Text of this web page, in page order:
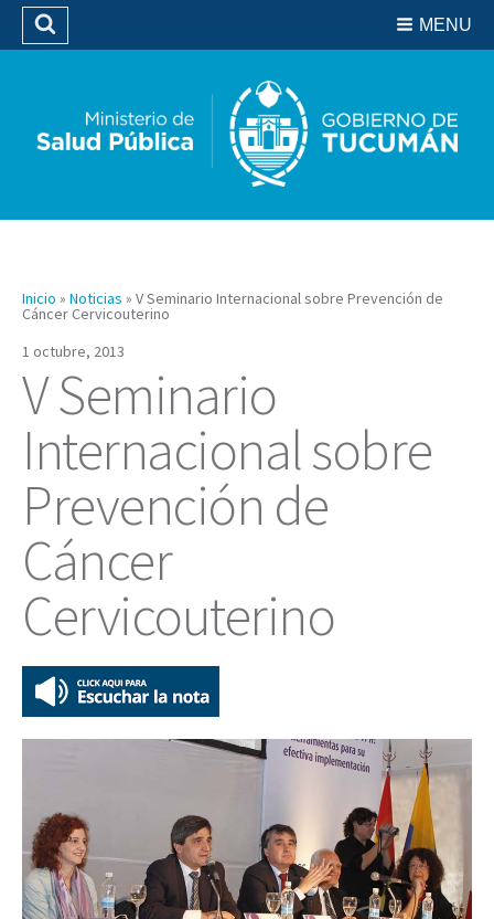
Biblioteca
MENU
Buscar
Inicio » Noticias » V Seminario Internacional sobre Prevención de
Cáncer Cervicouterino
1 octubre, 2013
V Seminario
Internacional sobre
Prevención de
Cáncer
Cervicouterino